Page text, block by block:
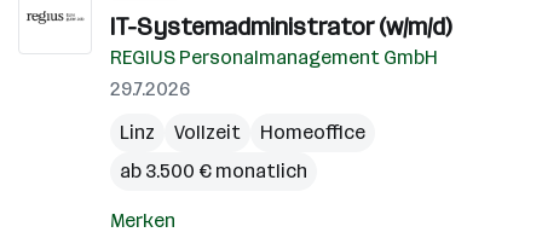
IT-Systemadministrator (w/m/d)
REGIUS Personalmanagement GmbH
29.7.2026
Linz
Vollzeit
Homeoffice
ab 3.500 € monatlich
Merken